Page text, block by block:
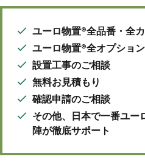
ユーロ物置®全品番・全
ユーロ物置®全オプショ
設置工事のご相談
無料お見積もり
確認申請のご相談
その他、日本で一番ユー
陣が徹底サポート